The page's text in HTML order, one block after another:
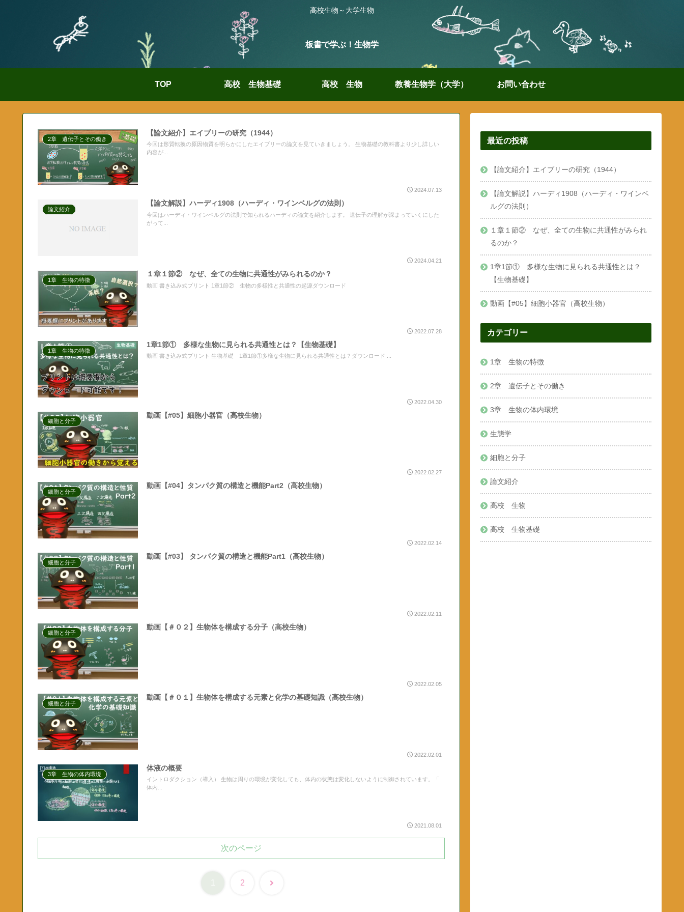
高校生物～大学生物
板書で学ぶ！生物学
TOP 高校 生物基礎 高校 生物 教養生物学（大学） お問い合わせ
2章 遺伝子とその働き
【論文紹介】エイブリーの研究（1944）
今回は形質転換の原因物質を明らかにしたエイブリーの論文を見ていきましょう。 生物基礎の教科書より少し詳しい
内容が...
2024.07.13
論文紹介
【論文解説】ハーディ1908（ハーディ・ワインベルグの法則）
今回はハーディ・ワインベルグの法則で知られるハーディの論文を紹介します。 遺伝子の理解が深まっていくにした
がって...
2024.04.21
1章 生物の特徴
１章１節② なぜ、全ての生物に共通性がみられるのか？
動画 書き込み式プリント 1章1節② 生物の多様性と共通性の起源ダウンロード
2022.07.28
1章 生物の特徴
1章1節① 多様な生物に見られる共通性とは？【生物基礎】
動画 書き込み式プリント 生物基礎 1章1節①多様な生物に見られる共通性とは？ダウンロード ...
2022.04.30
細胞と分子
動画【#05】細胞小器官（高校生物）
2022.02.27
細胞と分子
動画【#04】タンパク質の構造と機能Part2（高校生物）
2022.02.14
細胞と分子
動画【#03】 タンパク質の構造と機能Part1（高校生物）
2022.02.11
細胞と分子
動画【＃０２】生物体を構成する分子（高校生物）
2022.02.05
細胞と分子
動画【＃０１】生物体を構成する元素と化学の基礎知識（高校生物）
2022.02.01
3章 生物の体内環境
体液の概要
イントロダクション（導入） 生物は周りの環境が変化しても、体内の状態は変化しないように制御されています。「
体内...
2021.08.01
次のページ
1 2
最近の投稿
【論文紹介】エイブリーの研究（1944）
【論文解説】ハーディ1908（ハーディ・ワインベ
ルグの法則）
１章１節② なぜ、全ての生物に共通性がみられ
るのか？
1章1節① 多様な生物に見られる共通性とは？
【生物基礎】
動画【#05】細胞小器官（高校生物）
カテゴリー
1章 生物の特徴
2章 遺伝子とその働き
3章 生物の体内環境
生態学
細胞と分子
論文紹介
高校 生物
高校 生物基礎